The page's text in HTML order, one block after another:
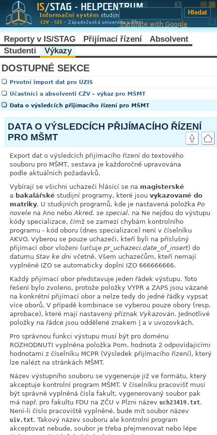
Translate with Google
Reporty v IS/STAG Přijímací řízení
Absolvent
Studenti
Výkazy
DOSTUPNÉ SEKCE
Prvotní import dat pro ÚZIS
Účastníci a absolventi CŽV - výkaz pro MŠMT
Data o výsledcích přijímacího řízení pro MŠMT
DATA O VÝSLEDCÍCH PŘIJÍMACÍHO ŘÍZENÍ
PRO MŠMT
Export dat o výsledcích přijímacího řízení do textového
souboru pro MŠMT, sestava je každoročně upravována
podle aktuálních požadavků.
Vybírají se všichni uchazeči hlásící se na magisterské
a bakalářské studijní programy, které jsou vykazované do
matriky. U studijních programů, kde je nastavená položka Po
novele na Ano neboAkred. se special. na Ne nejdou do výstupu
kódy specializace, čímž se zamezí chybám kontrolního
programu - kód oboru (dnes specializace) není v číselníku
AKVO. Vyberou se pouze uchazeči, kteří byli na příslušný
přijímací obor vloženi (určuje pr_uchazeci.date_of_insert) do
datumu Stav ke dni včetně. Všem uchazečům, kteří nemají
vyplněné IZO se automaticky doplní IZO 666666666.
Každý přijímací obor představuje jeden řádek výstupu. Toto
řešení bylo zvoleno, protože položky VYPR a ZAPS jsou vázané
na konkrétní přijímací obor a nelze tedy do jedné řádky vypsat
více oborů. V případě kombinace se vyberou pouze obory (resp.
aprobace), které mají nastavený příznak Vykazován. Jednotlivé
položky na řádce jsou oddělené znakem | a v uvozovkách.
Pro správnou funkci výstupu musí být pro doménu
ROZHODNUTI vyplněna položka Pom. hodnota 2 odpovídajícími
hodnotami z číselníku MCPR (Výsledek přijímacího řízení), který
lze nalézt na stránkách MŠMT.
Název výstupního souboru se vygeneruje již ve formátu, který
akceptuje kontrolní program MŠMT. V číselníku pracovišť musí
být správně vyplněná čísla fakult, vygenerovaný soubor pak
má např. pro fakultu FDU na ZČU v Plzni název uch23419.txt.
Není-li číslo pracoviště vyplněné, bude mít soubor název
uiv.txt. Takový název souboru ale kontrolní program
akceptovat nebude, soubor je třeba přejmenovat nebo lépe